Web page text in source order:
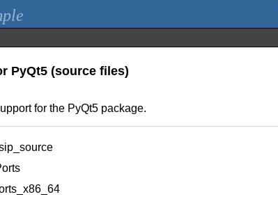
PyQt5 (source files)
for the PyQt5 package.